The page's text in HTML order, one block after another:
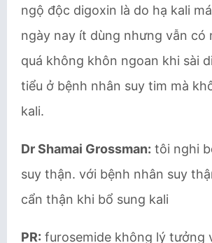
ngộ độc digoxin là do hạ kali
ngày nay ít dùng nhưng vẫn có
quá không khôn ngoan khi sài
tiểu ở bệnh nhân suy tim mà
kali.
Dr Shamai Grossman: tôi nghi
suy thận. với bệnh nhân suy
cẩn thận khi bổ sung kali
PR: furosemide không lý tưởng